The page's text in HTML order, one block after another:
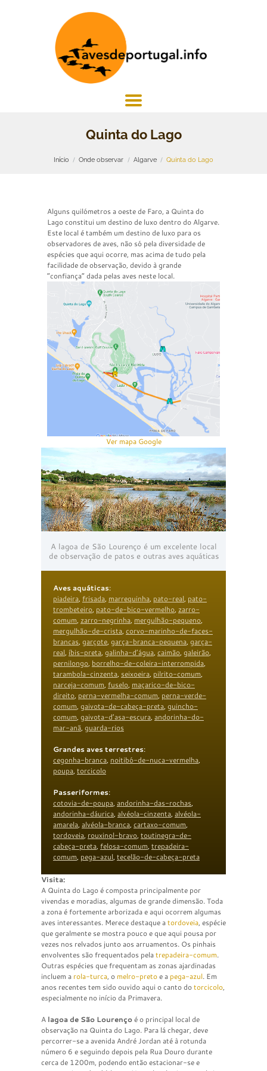
Quinta do Lago
Início Onde observar Algarve Quinta do Lago
Alguns quilómetros a oeste de Faro, a Quinta do
Lago constitui um destino de luxo dentro do Algarve.
Este local é também um destino de luxo para os
observadores de aves, não só pela diversidade de
espécies que aqui ocorre, mas acima de tudo pela
facilidade de observação, devido à grande
“confiança” dada pelas aves neste local.
Ver mapa Google
A lagoa de São Lourenço é um excelente local
de observação de patos e outras aves aquáticas
Aves aquáticas:
piadeira, frisada, marrequinha, pato-real, pato-
trombeteiro, pato-de-bico-vermelho, zarro-
comum, zarro-negrinha, mergulhão-pequeno,
mergulhão-de-crista, corvo-marinho-de-faces-
brancas, garçote, garça-branca-pequena, garça-
real, íbis-preta, galinha-d’água, caimão, galeirão,
pernilongo, borrelho-de-coleira-interrompida,
tarambola-cinzenta, seixoeira, pilrito-comum,
narceja-comum, fuselo, maçarico-de-bico-
direito, perna-vermelha-comum, perna-verde-
comum, gaivota-de-cabeça-preta, guincho-
comum, gaivota-d’asa-escura, andorinha-do-
mar-anã, guarda-rios
Grandes aves terrestres:
cegonha-branca, noitibó-de-nuca-vermelha,
poupa, torcicolo
Passeriformes:
cotovia-de-poupa, andorinha-das-rochas,
andorinha-dáurica, alvéola-cinzenta, alvéola-
amarela, alvéola-branca, cartaxo-comum,
tordoveia, rouxinol-bravo, toutinegra-de-
cabeça-preta, felosa-comum, trepadeira-
comum, pega-azul, tecelão-de-cabeça-preta
Visita:
A Quinta do Lago é composta principalmente por
vivendas e moradias, algumas de grande dimensão. Toda
a zona é fortemente arborizada e aqui ocorrem algumas
aves interessantes. Merece destaque atordoveia, espécie
que geralmente se mostra pouco e que aqui pousa por
vezes nos relvados junto aos arruamentos. Os pinhais
envolventes são frequentados pelatrepadeira-comum.
Outras espécies que frequentam as zonas ajardinadas
incluem a rola-turca, o melro-pretoe a pega-azul. Em
anos recentes tem sido ouvido aqui o canto dotorcicolo,
especialmente no início da Primavera.
A lagoa de São Lourençoé o principal local de
observação na Quinta do Lago. Para lá chegar, deve
percorrer-se a avenida André Jordan até à rotunda
número 6 e seguindo depois pela Rua Douro durante
cerca de 1200m, podendo então estacionar-se e